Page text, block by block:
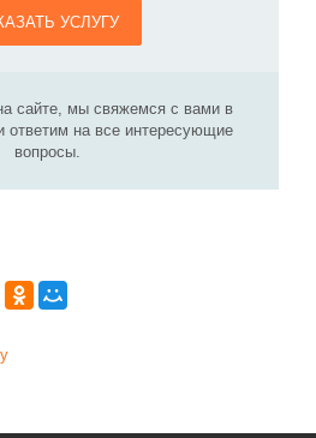
УСЛУГУ
сайте, мы свяжемся с вами в
ответим на все интересующие
вопросы.